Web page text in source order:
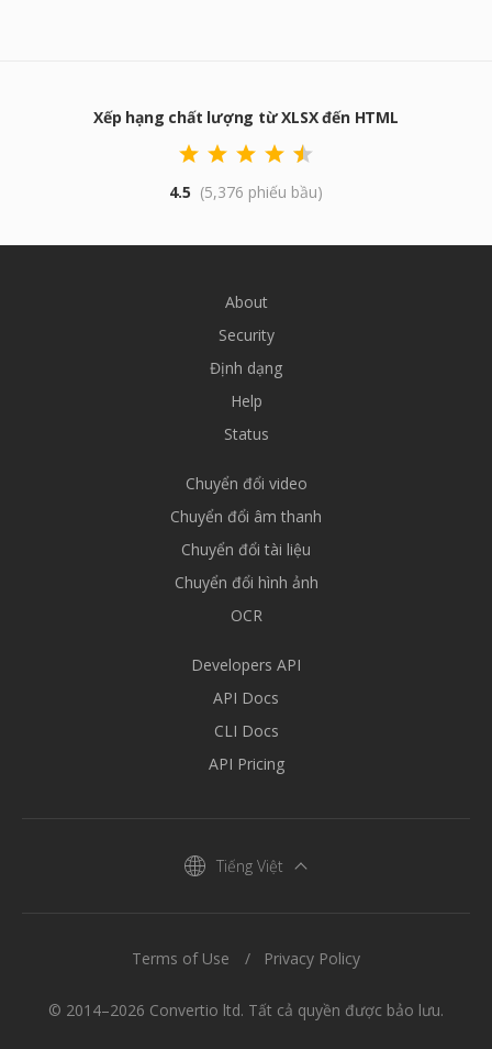
Xếp hạng chất lượng từ XLSX đến HTML
4.5 (5,376 phiếu bầu)
About
Security
Định dạng
Help
Status
Chuyển đổi video
Chuyển đổi âm thanh
Chuyển đổi tài liệu
Chuyển đổi hình ảnh
OCR
Developers API
API Docs
CLI Docs
API Pricing
Tiếng Việt
© 2014–2026 Convertio ltd. Tất cả quyền được bảo lưu.
Terms of Use Privacy Policy